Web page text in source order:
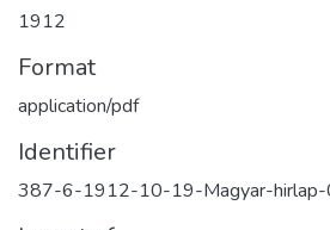
1912
Format
application/pdf
Identifier
387-6-1912-10-19-Magyar-